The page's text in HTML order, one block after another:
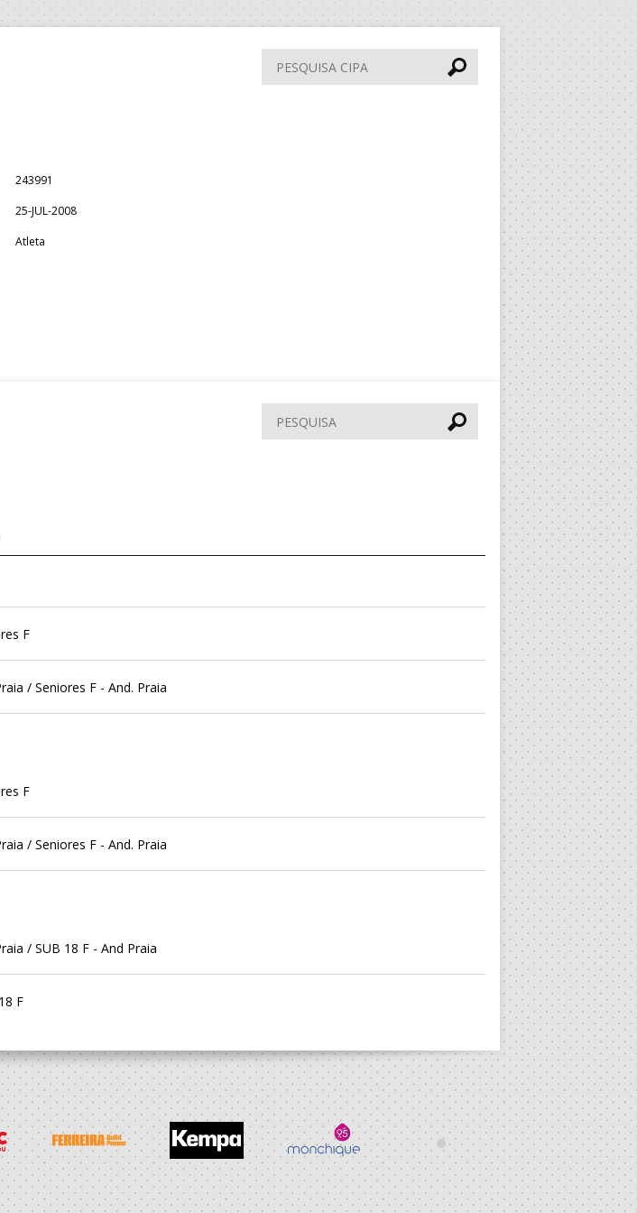
Pesquisa
CIPA
243991
25-JUL-2008
Atleta
Pesquisar
F
/ Seniores F - And. Praia
F
/ Seniores F - And. Praia
/ SUB 18 F - And Praia
F
/ SUB 18 F - And Praia
F